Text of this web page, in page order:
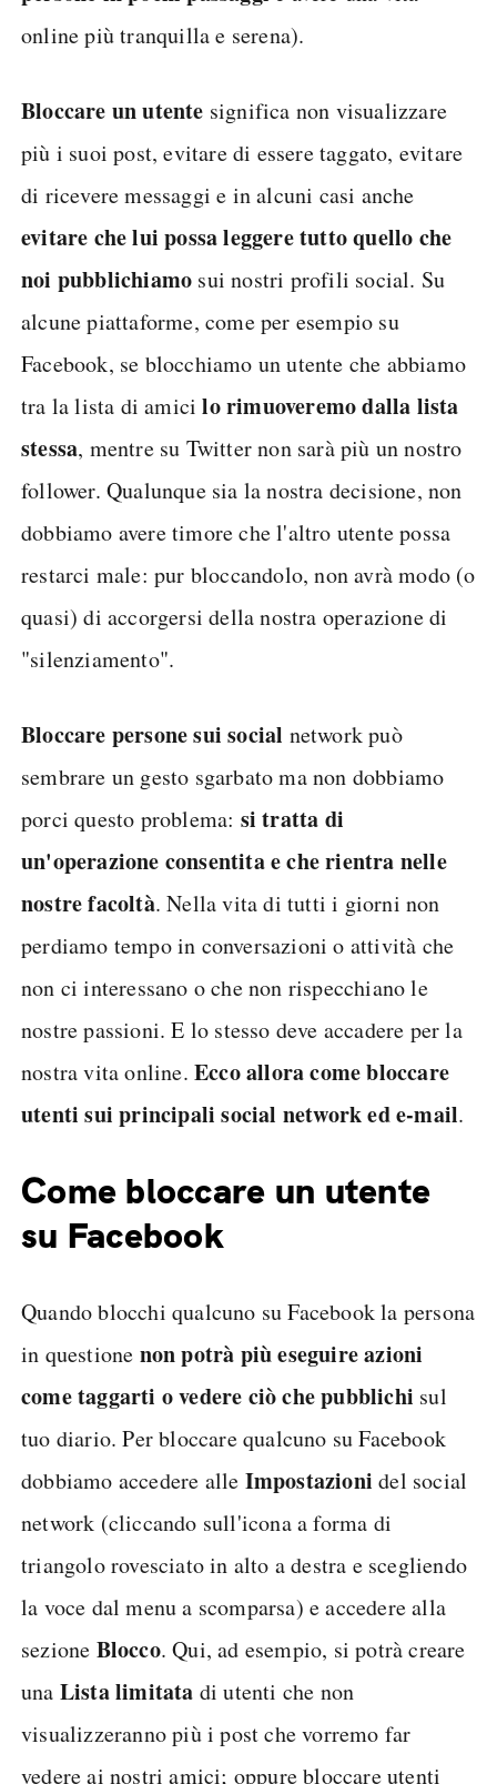
online più tranquilla e serena).
Bloccare un utente significa non visualizzare
più i suoi post, evitare di essere taggato, evitare
di ricevere messaggi e in alcuni casi anche
evitare che lui possa leggere tutto quello che
noi pubblichiamo sui nostri profili social. Su
alcune piattaforme, come per esempio su
Facebook, se blocchiamo un utente che abbiamo
tra la lista di amicilo rimuoveremo dalla lista
stessa, mentre su Twitter non sarà più un nostro
follower. Qualunque sia la nostra decisione, non
dobbiamo avere timore che l'altro utente possa
restarci male: pur bloccandolo, non avrà modo (o
quasi) di accorgersi della nostra operazione di
"silenziamento".
Bloccare persone sui social network può
sembrare un gesto sgarbato ma non dobbiamo
porci questo problema: si tratta di
un'operazione consentita e che rientra nelle
nostre facoltà. Nella vita di tutti i giorni non
perdiamo tempo in conversazioni o attività che
non ci interessano o che non rispecchiano le
nostre passioni. E lo stesso deve accadere per la
nostra vita online. Ecco allora come bloccare
utenti sui principali social network ed e-mail.
Come bloccare un utente
su Facebook
Quando blocchi qualcuno su Facebook la persona
in questione non potrà più eseguire azioni
come taggarti o vedere ciò che pubblichi sul
tuo diario. Per bloccare qualcuno su Facebook
dobbiamo accedere alle Impostazioni del social
network (cliccando sull'icona a forma di
triangolo rovesciato in alto a destra e scegliendo
la voce dal menu a scomparsa) e accedere alla
sezione Blocco. Qui, ad esempio, si potrà creare
una Lista limitata di utenti che non
visualizzeranno più i post che vorremo far
vedere ai nostri amici; oppure bloccare utenti